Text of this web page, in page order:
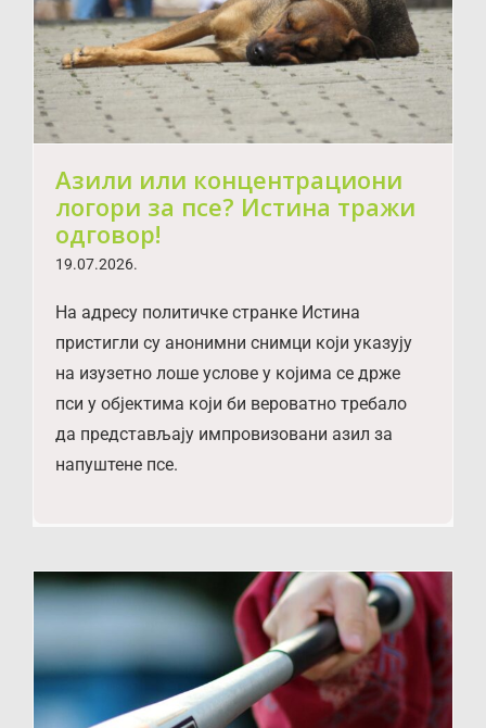
Азили или концентрациони
логори за псе? Истина тражи
одговор!
19.07.2026.
На адресу политичке странке Истина
пристигли су анонимни снимци који указују
на изузетно лоше услове у којима се држе
пси у објектима који би вероватно требало
да представљају импровизовани азил за
напуштене псе.